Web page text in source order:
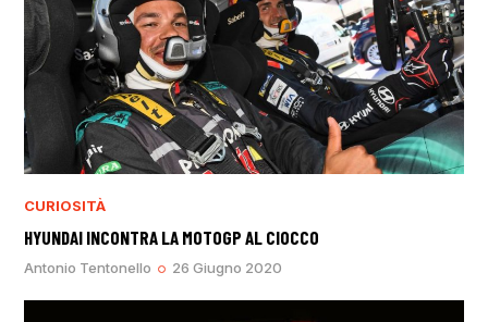
CURIOSITÀ
HYUNDAI INCONTRA LA MOTOGP AL CIOCCO
Antonio Tentonello 26 Giugno 2020